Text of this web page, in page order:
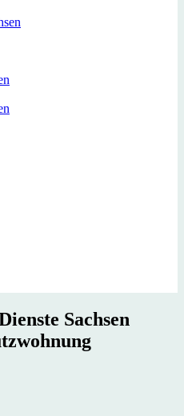
Sachsen